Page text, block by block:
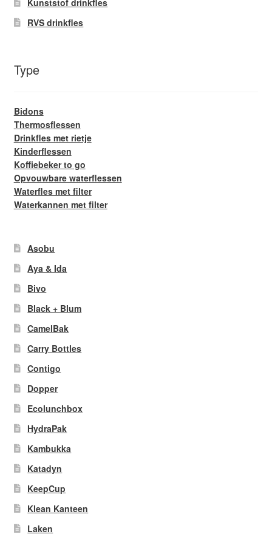
Kunststof drinkfles
RVS drinkfles
Type
Bidons
Thermosflessen
Drinkfles met rietje
Kinderflessen
Koffiebeker to go
Opvouwbare waterflessen
Waterfles met filter
Waterkannen met filter
Asobu
Aya & Ida
Bivo
Black + Blum
CamelBak
Carry Bottles
Contigo
Dopper
Ecolunchbox
HydraPak
Kambukka
Katadyn
KeepCup
Klean Kanteen
Laken